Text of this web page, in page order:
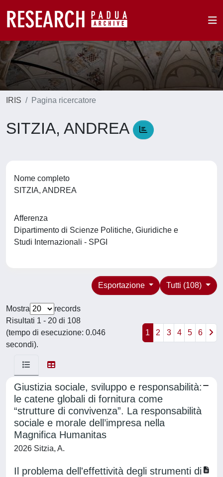
IRIS Pagina ricercatore
SITZIA, ANDREA
Nome completo
SITZIA, ANDREA
Afferenza
Dipartimento di Scienze Politiche, Giuridiche e
Studi Internazionali - SPGI
Tutti (108)
Esportazione
Mostra
records
Risultati 1 - 20 di 108
(tempo di esecuzione: 0.046
secondi).
1 2 3 4 5 6
Giustizia sociale, sviluppo e responsabilità:
le catene globali di fornitura come
“strutture di convivenza”. La responsabilità
sociale e morale dell’impresa nella
Magnifica Humanitas
2026 Sitzia, A.
Il problema dell'effettività degli strumenti di